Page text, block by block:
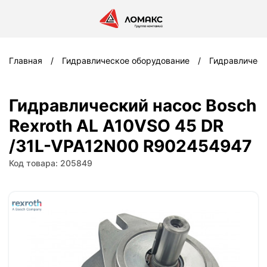
Главная Гидравлическое оборудование
Гидравлический насос Bosch
Rexroth AL A10VSO 45 DR
/31L-VPA12N00 R902454947
Код товара: 205849